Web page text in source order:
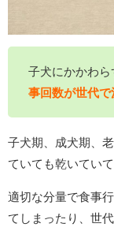
子犬にかかわら
事回数が世代
子犬期、成犬期、
ていても乾いてい
適切な分量で食事
てしまったり、世